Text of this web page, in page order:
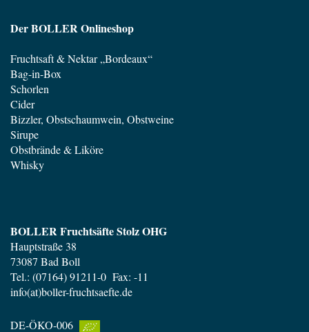
Der BOLLER Onlineshop
Fruchtsaft & Nektar „Bordeaux“
Bag-in-Box
Schorlen
Cider
Bizzler, Obstschaumwein, Obstweine
Sirupe
Obstbrände & Liköre
Whisky
BOLLER Fruchtsäfte Stolz OHG
Hauptstraße 38
73087 Bad Boll
Tel.: (07164) 91211-0 Fax: -11
info(at)boller-fruchtsaefte.de
DE-ÖKO-006